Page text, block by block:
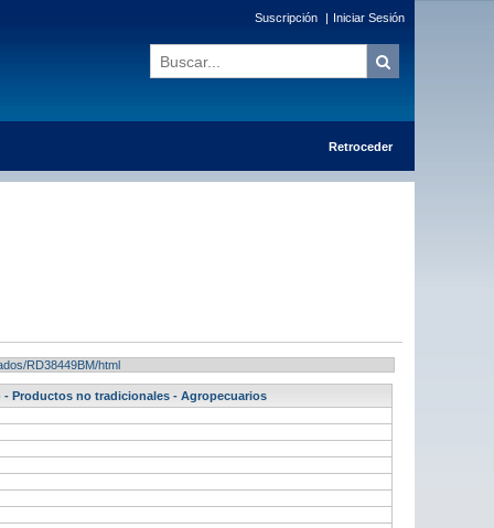
Suscripción | Iniciar Sesión
Retroceder
RD38449BM/html
Productos no tradicionales - Agropecuarios